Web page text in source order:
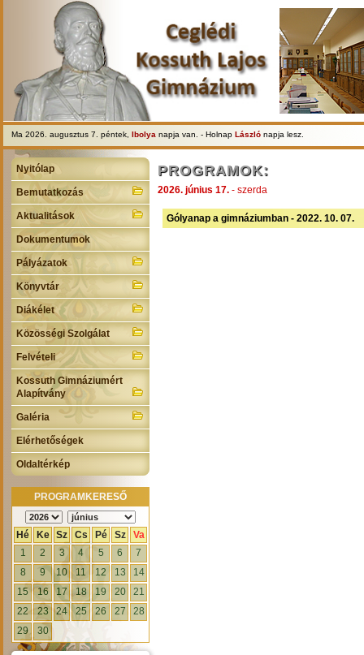
Ma 2026. augusztus 7. péntek, Ibolya napja van. - Holnap László napja lesz.
Nyitólap
Bemutatkozás
Aktualitások
Dokumentumok
Pályázatok
Könyvtár
Diákélet
Közösségi Szolgálat
Felvételi
Kossuth Gimnáziumért
Alapítvány
Galéria
Elérhetőségek
Oldaltérkép
PROGRAMKERESŐ
Hé Ke Sz Cs Pé Sz
Va
1
2 3 4 5 6
7
8
9 10 11 12 13
14
15
16 17 18 19 20
21
22
23 24 25 26 27
28
29
30
PROGRAMOK:
2026. június 17. - szerda
Gólyanap a gimnáziumban - 2022. 10. 07.